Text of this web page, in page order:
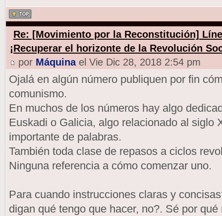
Re: [Movimiento por la Reconstitución]
¡Recuperar el horizonte de la Revolución
por Máquinael Vie Dic 28, 2018 2:54 pm
Ojalá en algún número publiquen por fin
comunismo.
En muchos de los números hay algo
Euskadi o Galicia, algo relacionado al siglo
importante de palabras.
También toda clase de repasos a ciclos
Ninguna referencia a cómo comenzar uno.
Para cuando instrucciones claras y
digan qué tengo que hacer, no?. Sé por